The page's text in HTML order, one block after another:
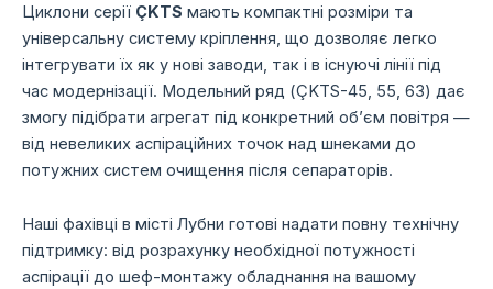
Циклони серії ÇKTS мають компактні розміри та
універсальну систему кріплення, що дозволяє легко
інтегрувати їх як у нові заводи, так і в існуючі лінії під
час модернізації. Модельний ряд (ÇKTS-45, 55, 63) дає
змогу підібрати агрегат під конкретний об’єм повітря —
від невеликих аспіраційних точок над шнеками до
потужних систем очищення після сепараторів.
Наші фахівці в місті Лубни готові надати повну технічну
підтримку: від розрахунку необхідної потужності
аспірації до шеф-монтажу обладнання на вашому